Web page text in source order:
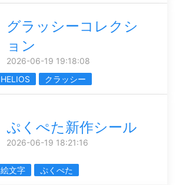
グラッシーコレクシ
ョン
2026-06-19 19:18:08
HELIOS クラッシー
ぷくぺた新作シール
2026-06-19 18:21:16
絵文字 ぷくぺた